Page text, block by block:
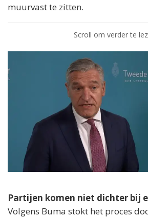
muurvast te zitten.
Scroll om verder te
Partijen komen niet dichter bij
Volgens Buma stokt het proces